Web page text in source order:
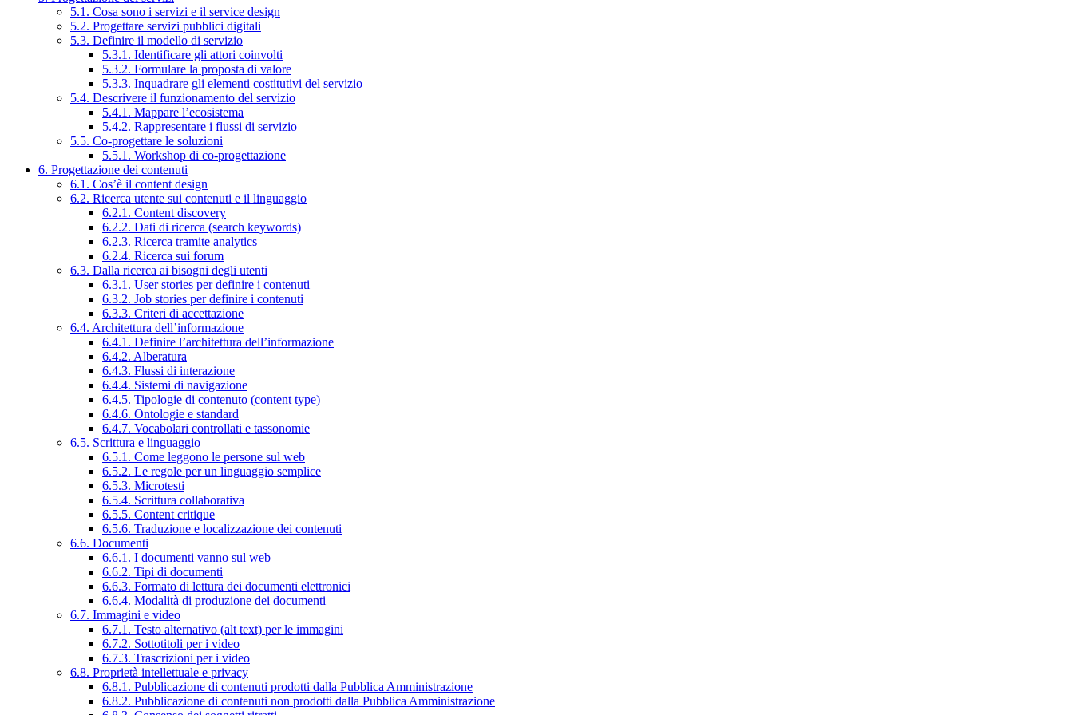
5.1. Cosa sono i servizi e il service design
5.2. Progettare servizi pubblici digitali
5.3. Definire il modello di servizio
5.3.1. Identificare gli attori coinvolti
5.3.2. Formulare la proposta di valore
5.3.3. Inquadrare gli elementi costitutivi del servizio
5.4. Descrivere il funzionamento del servizio
5.4.1. Mappare l’ecosistema
5.4.2. Rappresentare i flussi di servizio
5.5. Co-progettare le soluzioni
5.5.1. Workshop di co-progettazione
6. Progettazione dei contenuti
6.1. Cos’è il content design
6.2. Ricerca utente sui contenuti e il linguaggio
6.2.1. Content discovery
6.2.2. Dati di ricerca (search keywords)
6.2.3. Ricerca tramite analytics
6.2.4. Ricerca sui forum
6.3. Dalla ricerca ai bisogni degli utenti
6.3.1. User stories per definire i contenuti
6.3.2. Job stories per definire i contenuti
6.3.3. Criteri di accettazione
6.4. Architettura dell’informazione
6.4.1. Definire l’architettura dell’informazione
6.4.2. Alberatura
6.4.3. Flussi di interazione
6.4.4. Sistemi di navigazione
6.4.5. Tipologie di contenuto (content type)
6.4.6. Ontologie e standard
6.4.7. Vocabolari controllati e tassonomie
6.5. Scrittura e linguaggio
6.5.1. Come leggono le persone sul web
6.5.2. Le regole per un linguaggio semplice
6.5.3. Microtesti
6.5.4. Scrittura collaborativa
6.5.5. Content critique
6.5.6. Traduzione e localizzazione dei contenuti
6.6. Documenti
6.6.1. I documenti vanno sul web
6.6.2. Tipi di documenti
6.6.3. Formato di lettura dei documenti elettronici
6.6.4. Modalità di produzione dei documenti
6.7. Immagini e video
6.7.1. Testo alternativo (alt text) per le immagini
6.7.2. Sottotitoli per i video
6.7.3. Trascrizioni per i video
6.8. Proprietà intellettuale e privacy
6.8.1. Pubblicazione di contenuti prodotti dalla Pubblica Amministrazione
6.8.2. Pubblicazione di contenuti non prodotti dalla Pubblica Amministrazione